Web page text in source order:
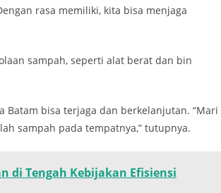
rasa memiliki, kita bisa menjaga
sampah, seperti alat berat dan bin
Batam bisa terjaga dan berkelanjutan. “Mari
sampah pada tempatnya,” tutupnya.
di Tengah Kebijakan Efisiensi